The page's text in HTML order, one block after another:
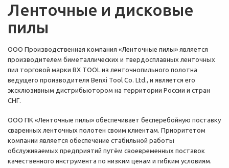
Ленточные и дисковые
пилы
ООО Производственная компания «Ленточные пилы» является
производителем биметаллических и твердосплавных ленточных
пил торговой марки BX TOOL из ленточнопильного полотна
ведущего производителя Benxi Tool Co. Ltd., и является его
эксклюзивным дистрибьютором на территории России и стран
СНГ.
ООО ПК «Ленточные пилы» обеспечивает бесперебойную поставку
сваренных ленточных полотен своим клиентам. Приоритетом
компании является обеспечение стабильной работы
обслуживаемых предприятий путём своевременных поставок
качественного инструмента по низким ценам и гибким условиям.